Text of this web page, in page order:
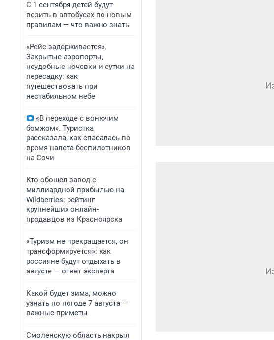
С 1 сентября детей будут
возить в автобусах по новым
правилам — что важно знать
«Рейс задерживается».
Закрытые аэропорты,
неудобные ночевки и сутки на
пересадку: как
путешествовать при
нестабильном небе
«В переходе с вонючим
бомжом». Туристка
рассказала, как спасалась во
время налета беспилотников
на Сочи
Кто обошел завод с
миллиардной прибылью на
Wildberries: рейтинг
крупнейших онлайн-
продавцов из Красноярска
«Туризм не прекращается, он
трансформируется»: как
россияне будут отдыхать в
августе — ответ эксперта
Какой будет зима, можно
узнать по погоде 7 августа —
важные приметы
Смоленскую область накрыл